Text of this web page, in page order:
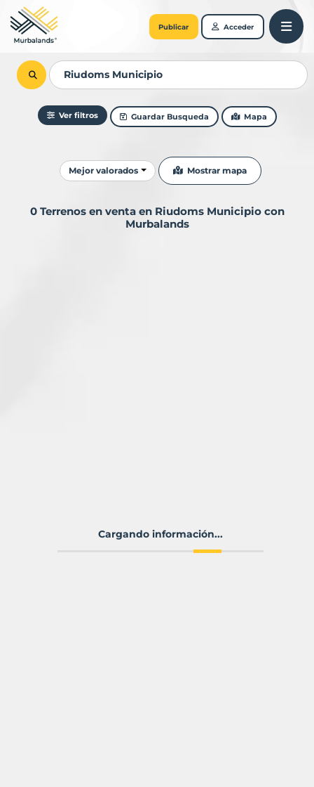
Publicar Acceder
Ver filtros Guardar Busqueda Mapa
Ordenar resultados
Mejor valorados Mostrar mapa
0 Terrenos en venta en Riudoms Municipio con
Murbalands
Cargando información...